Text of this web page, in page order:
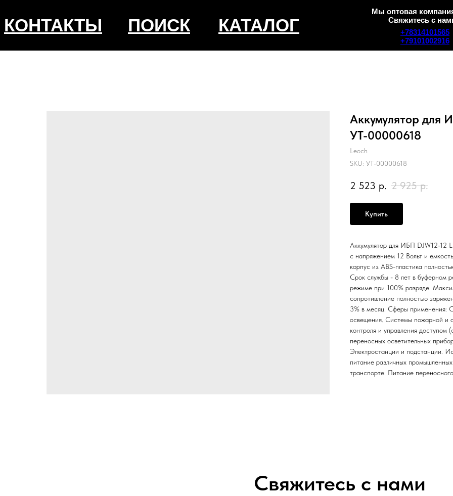
КОНТАКТЫ ПОИСК
+78314101565
+79101002916
КАТАЛОГ
Мы оптовая
Свяжитесь с
Аккумулятор для
УТ-00000618
Leoch
SKU: УТ-00000618
2 523 р. 2 925 р.
Купить
Аккумулятор для ИБП DJW12-12
с напряжением 12 Вольт и
корпус из ABS-пластика
Срок службы - 8 лет в буферном
режиме при 100% разряде.
сопротивление полностью
3% в месяц. Сферы применения:
освещения. Системы пожарной и
контроля и управления
переносных осветительных
Электростанции и подстанции.
питание различных
транспорте. Питание
Свяжитесь с нами